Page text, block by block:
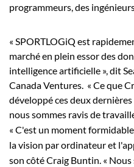
programmeurs, des
« SPORTLOGiQ est
marché en plein essor des
intelligence artificielle », dit
Canada Ventures. « Ce que
développé ces deux
nous sommes ravis de
« C'est un moment
la vision par ordinateur et
son côté Craig Buntin. «